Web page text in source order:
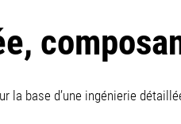
la base d’une ingénierie